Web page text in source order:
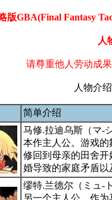
版GBA(Final Fantasy
人
请尊重他人劳动成
人物介
简单介绍
马修.拉迪乌斯（マ-
本作主人公。游戏
修回到母亲的田舍
婚导致的家庭矛盾以
缪特.兰德尔（ミュ-
另一个主人公。作